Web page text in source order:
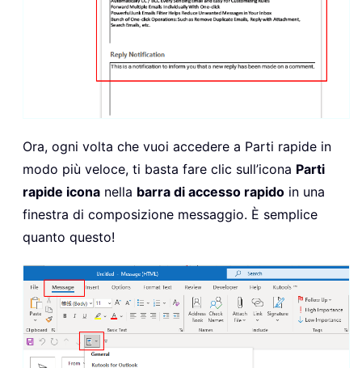
Ora, ogni volta che vuoi accedere a Parti rapide in
modo più veloce, ti basta fare clic sull’icona Parti
rapide icona nella barra di accesso rapido in una
finestra di composizione messaggio. È semplice
quanto questo!